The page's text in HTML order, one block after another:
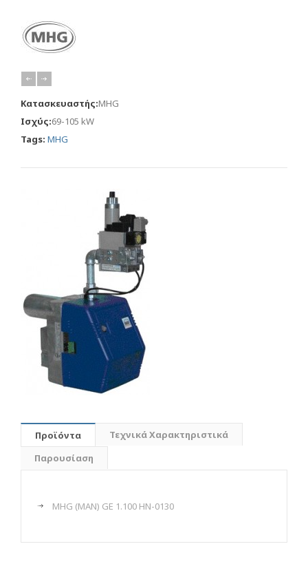
Κατασκευαστής:MHG
Ισχύς:69-105 kW
Tags: MHG
Προϊόντα
Τεχνικά Χαρακτηριστικά
Παρουσίαση
MHG (MAN) GE 1.100 HN-0130